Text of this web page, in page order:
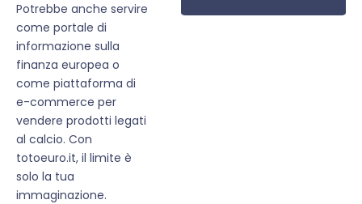
Potrebbe anche servire
come portale di
informazione sulla
finanza europea o
come piattaforma di
e-commerce per
vendere prodotti legati
al calcio. Con
totoeuro.it, il limite è
solo la tua
immaginazione.